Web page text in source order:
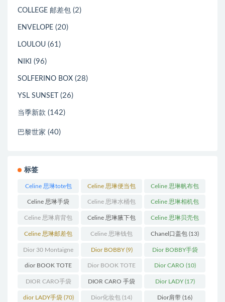
COLLEGE 邮差包 (2)
ENVELOPE (20)
LOULOU (61)
NIKI (96)
SOLFERINO BOX (28)
YSL SUNSET (26)
当季新款 (142)
巴黎世家 (40)
标签
Celine 思琳tote包
(23)
Celine 思琳便当包
(14)
Celine 思琳帆布包
(18)
Celine 思琳手袋
(250)
Celine 思琳水桶包
(55)
Celine 思琳相机包
(11)
Celine 思琳肩背包
(12)
Celine 思琳腋下包
(10)
Celine 思琳贝壳包
(12)
Celine 思琳邮差包
(13)
Celine 思琳钱包
(10)
Chanel口盖包 (13)
Dior 30 Montaigne
蒙田(31)
Dior BOBBY(9) Dior BOBBY手袋
(26)
dior BOOK TOTE
(12)
Dior BOOK TOTE
手袋(163)
Dior CARO (10)
DIOR CARO手袋
(11)
DIOR CARO 手袋
(31)
Dior LADY(17)
dior LADY手袋(70) Dior化妆包 (14) Dior肩带 (16)